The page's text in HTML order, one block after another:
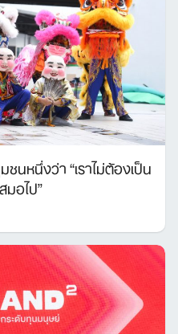
ชนหนึ่งว่า “เราไม่ต้องเป็น
อไป”